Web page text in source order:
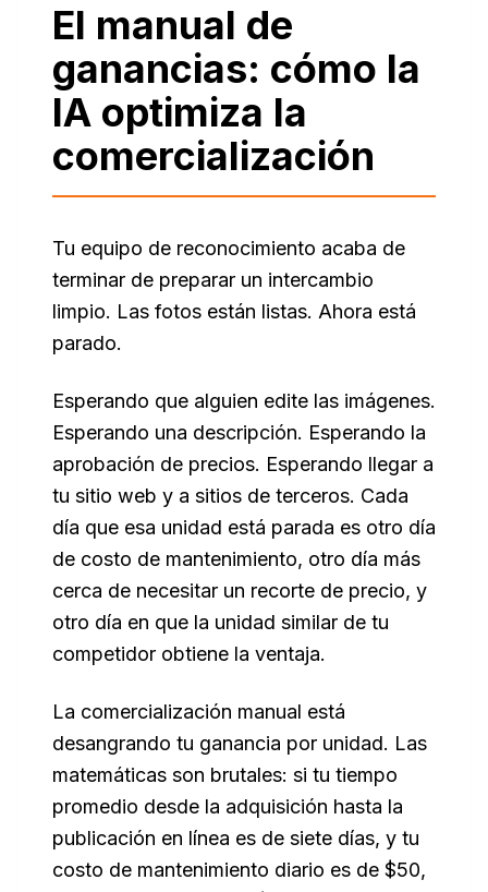
El manual de
ganancias: cómo la
IA optimiza la
comercialización
Tu equipo de reconocimiento acaba de
terminar de preparar un intercambio
limpio. Las fotos están listas. Ahora está
parado.
Esperando que alguien edite las imágenes.
Esperando una descripción. Esperando la
aprobación de precios. Esperando llegar a
tu sitio web y a sitios de terceros. Cada
día que esa unidad está parada es otro día
de costo de mantenimiento, otro día más
cerca de necesitar un recorte de precio, y
otro día en que la unidad similar de tu
competidor obtiene la ventaja.
La comercialización manual está
desangrando tu ganancia por unidad. Las
matemáticas son brutales: si tu tiempo
promedio desde la adquisición hasta la
publicación en línea es de siete días, y tu
costo de mantenimiento diario es de $50,